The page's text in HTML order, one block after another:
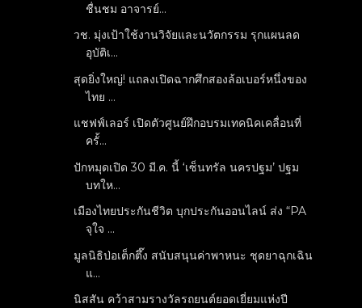
ชื่นชม อาจารย์...
วช. มุ่งเป้าใช้งานวิจัยและนวัตกรรม รุกแผนลด
อุบัติเ...
สุดยิ่งใหญ่! แถลงเปิดฉากศึกสองล้อเบอร์หนึ่งของ
ไทย ...
แชฟฟ์เลอร์ เปิดตัวศูนย์ฝึกอบรมเทคนิคเคลื่อนที่
ครั้...
ปักหมุดเปิด 30 มี.ค. นี้ ‘เซ็นทรัล นครปฐม’ ปฐม
บทให...
เมืองไทยประกันชีวิต บุกประกันออนไลน์ ส่ง “PA
จุใจ ...
มูลนิธิป่อเต็กตึ๊ง สนับสนุนค่าพาหนะ ชุดยาฉุกเฉิน
แ...
นิสสัน คว้าสามรางวัลรถยนต์ยอดเยี่ยมแห่งปี